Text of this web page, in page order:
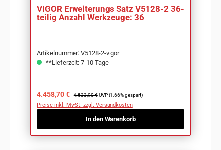
VIGOR Erweiterungs Satz V5128-2 36-
teilig Anzahl Werkzeuge: 36
Artikelnummer: V5128-2-vigor
**Lieferzeit: 7-10 Tage
Verkaufspreis:
4.458,70 € Regulärer Preis:
4.533,90 € UVP (1.66% gespart)
Preise inkl. MwSt. zzgl. Versandkosten
In den Warenkorb